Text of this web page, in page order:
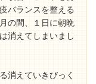
バランスを整える
の間、１日に朝晩
消えてしまいまし
消えていきびっく